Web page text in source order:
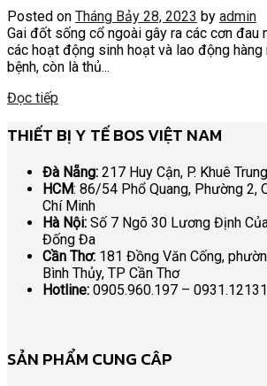
Posted on Tháng Bảy 28, 2023 by admin
Gai đốt sống cổ ngoài gây ra các cơn đau
các hoạt động sinh hoạt và lao động
bệnh, còn là thủ...
Đọc tiếp
THIẾT BỊ Y TẾ BOS VIỆT NAM
Đà Nẵng: 217 Huy Cận, P. Khuê
HCM: 86/54 Phổ Quang, Phường 2,
Chí Minh
Hà Nội: Số 7 Ngõ 30 Lương Định
Đống Đa
Cần Thơ: 181 Đồng Văn Cống,
Bình Thủy, TP Cần Thơ
Hotline: 0905.960.197 –
SẢN PHẨM CUNG CÂP